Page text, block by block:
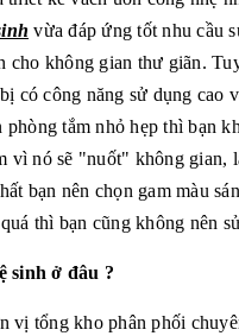
vừa đáp ứng tốt nhu cầu
cho không gian thư giãn.
có công năng sử dụng cao
tắm nhỏ hẹp thì bạn
vì nó sẽ "nuốt" không gian,
bạn nên chọn gam màu
thì bạn cũng không nên
sinh ở đâu ?
vị tổng kho phân phối